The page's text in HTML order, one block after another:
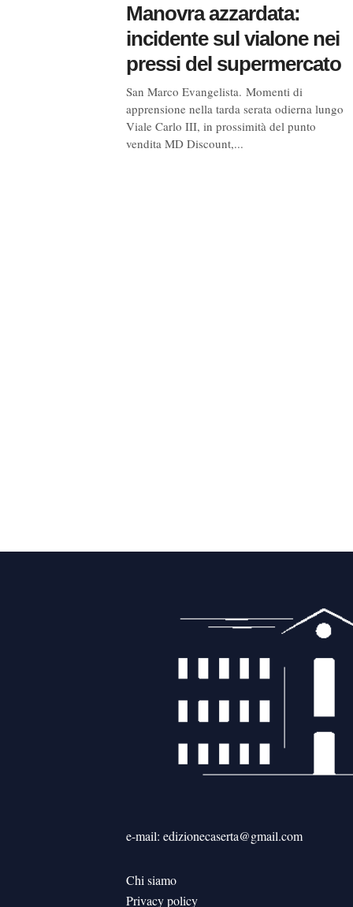
Manovra azzardata:
incidente sul vialone nei
pressi del supermercato
San Marco Evangelista. Momenti di
apprensione nella tarda serata odierna lungo
Viale Carlo III, in prossimità del punto
vendita MD Discount,...
articoli
e-mail: edizionecaserta@gmail.com
Chi siamo
Privacy policy